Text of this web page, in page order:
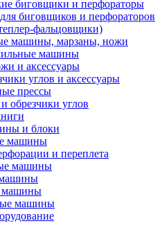
биговщики и перфораторы
биговщиков и перфораторов
фальцовщики)
машины, марзаны, ножи
машины
и аксессуары
углов и аксессуары
прессы
обрезчики углов
и блоки
машины
и переплета
машины
машины
машины
машины